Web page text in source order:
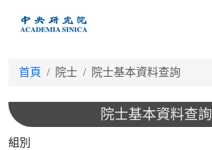
首頁 院士 院士基本資料查詢
院士基本資料查詢
組別